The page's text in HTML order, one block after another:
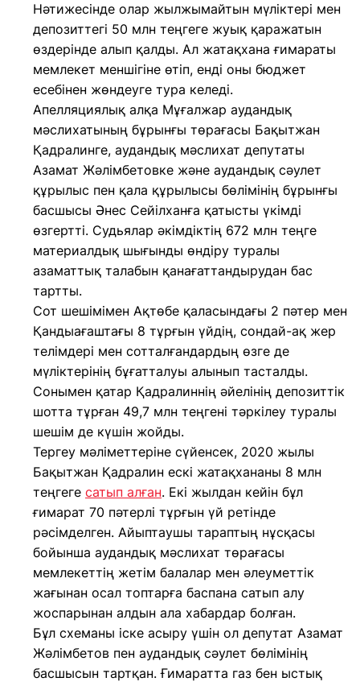
Нәтижесінде олар жылжымайтын мүліктері мен
депозиттегі 50 млн теңгеге жуық қаражатын
өздерінде алып қалды. Ал жатақхана ғимараты
мемлекет меншігіне өтіп, енді оны бюджет
есебінен жөндеуге тура келеді.
Апелляциялық алқа Мұғалжар аудандық
мәслихатының бұрынғы төрағасы Бақытжан
Қадралинге, аудандық мәслихат депутаты
Азамат Жәлімбетовке және аудандық сәулет
құрылыс пен қала құрылысы бөлімінің бұрынғы
басшысы Әнес Сейілханға қатысты үкімді
өзгертті. Судьялар әкімдіктің 672 млн теңге
материалдық шығынды өндіру туралы
азаматтық талабын қанағаттандырудан бас
тартты.
Сот шешімімен Ақтөбе қаласындағы 2 пәтер мен
Қандыағаштағы 8 тұрғын үйдің, сондай-ақ жер
телімдері мен сотталғандардың өзге де
мүліктерінің бұғатталуы алынып тасталды.
Сонымен қатар Қадралиннің әйелінің депозиттік
шотта тұрған 49,7 млн теңгені тәркілеу туралы
шешім де күшін жойды.
Тергеу мәліметтеріне сүйенсек, 2020 жылы
Бақытжан Қадралин ескі жатақхананы 8 млн
теңгеге сатып алған. Екі жылдан кейін бұл
ғимарат 70 пәтерлі тұрғын үй ретінде
рәсімделген. Айыптаушы тараптың нұсқасы
бойынша аудандық мәслихат төрағасы
мемлекеттің жетім балалар мен әлеуметтік
жағынан осал топтарға баспана сатып алу
жоспарынан алдын ала хабардар болған.
Бұл схеманы іске асыру үшін ол депутат Азамат
Жәлімбетов пен аудандық сәулет бөлімінің
басшысын тартқан. Ғимаратта газ бен ыстық